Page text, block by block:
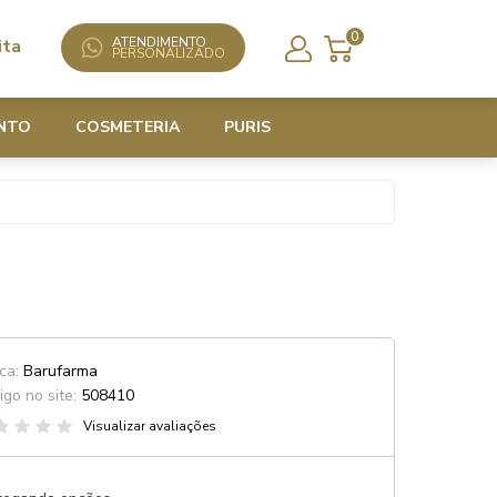
ATENDIMENTO
PERSONALIZADO
0
COSMETERIA PURIS
Barufarma
no site: 508410
Visualizar avaliações